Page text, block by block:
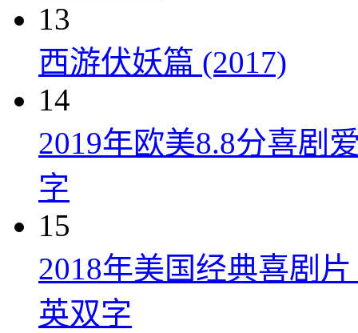
13
西游伏妖篇 (2017)
14
2019年欧美8.8分喜剧
字
15
2018年美国经典喜剧
英双字